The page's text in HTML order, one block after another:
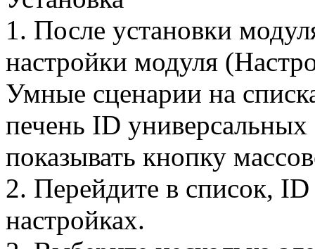
1. После установки
настройки модуля
Умные сценарии на
печень ID
показывать кнопку
2. Перейдите в список, ID
настройках.